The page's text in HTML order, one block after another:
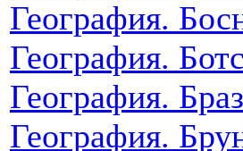
География.
География.
География.
География.